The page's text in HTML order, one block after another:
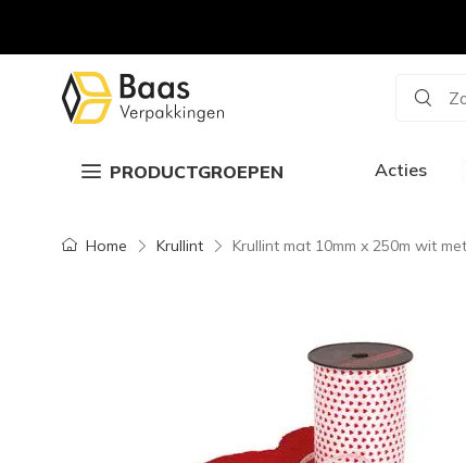
PRODUCTGROEPEN Acties
Home Krullint Krullint mat 10mm x 250m wit